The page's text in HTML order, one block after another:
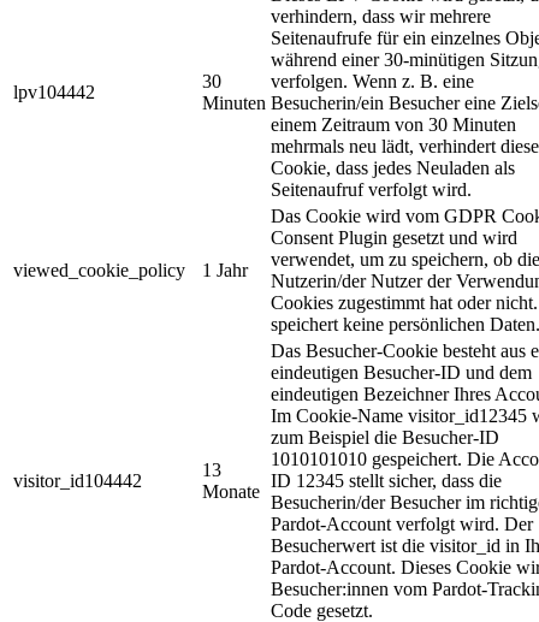
lpv104442
30
Minuten
verhindern, dass wir mehrere
Seitenaufrufe für ein einzelnes
während einer 30-minütigen
verfolgen. Wenn z. B. eine
Besucherin/ein Besucher eine
einem Zeitraum von 30 Minuten
mehrmals neu lädt, verhindert
Cookie, dass jedes Neuladen als
Seitenaufruf verfolgt wird.
viewed_cookie_policy 1 Jahr
Das Cookie wird vom GDPR
Consent Plugin gesetzt und wird
verwendet, um zu speichern, ob die
Nutzerin/der Nutzer der
Cookies zugestimmt hat oder
speichert keine persönlichen Daten.
visitor_id104442
13
Monate
Das Besucher-Cookie besteht aus
eindeutigen Besucher-ID und dem
eindeutigen Bezeichner Ihres
Im Cookie-Name visitor_id12345
zum Beispiel die Besucher-ID
1010101010 gespeichert. Die
ID 12345 stellt sicher, dass die
Besucherin/der Besucher im
Pardot-Account verfolgt wird. Der
Besucherwert ist die visitor_id in
Pardot-Account. Dieses Cookie
Besucher:innen vom Pardot-
Code gesetzt.